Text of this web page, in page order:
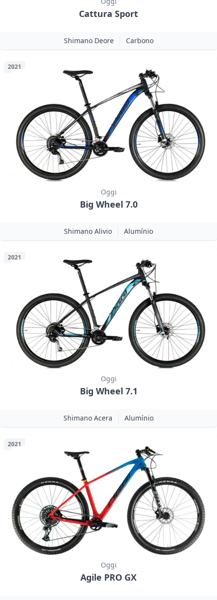
Cattura Sport
Shimano Deore Carbono
2021
Oggi
Big Wheel 7.0
Shimano Alivio Alumínio
2021
Oggi
Big Wheel 7.1
Shimano Acera Alumínio
2021
Oggi
Agile PRO GX